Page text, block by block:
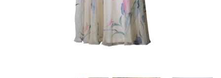
Privacy Policy
Sitemap